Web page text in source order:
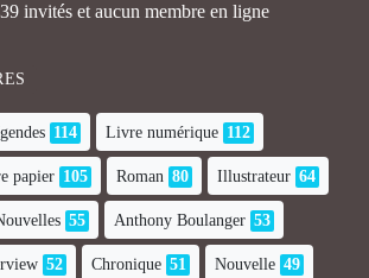
invités et aucun membre en ligne
114 Livre numérique 112
papier 105 Roman 80 Illustrateur 64
55 Anthony Boulanger 53
52 Chronique 51 Nouvelle 49